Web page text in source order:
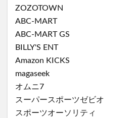
ZOZOTOWN
ABC-MART
ABC-MART GS
BILLY'S ENT
Amazon KICKS
magaseek
オムニ7
スーパースポーツゼビオ
スポーツオーソリティ